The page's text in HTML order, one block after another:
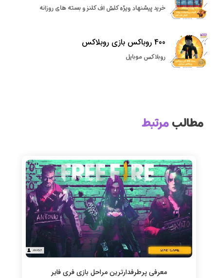
خرید پیشنهاد ویژه کلش اف کلنز و بسته های روزانه
400 روباکس بازی روبلاکس
روبلاکس موبایل
مطالبمرتبط
معرفی پرطرفدارترین مراحل بازی فری فایر